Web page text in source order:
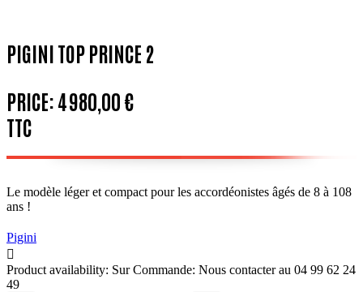
PIGINI TOP PRINCE 2
PRICE:4 980,00 €
TTC
Le modèle léger et compact pour les accordéonistes âgés de 8 à 108
ans !
Pigini

Product availability: Sur Commande: Nous contacter au 04 99 62 24
49